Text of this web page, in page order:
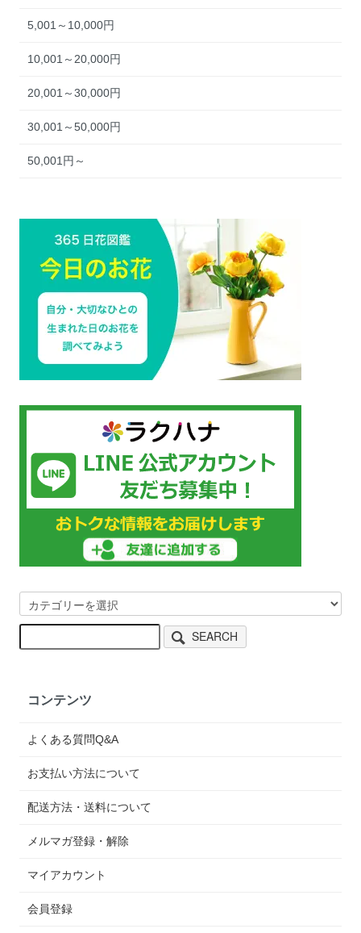
5,001～10,000円
10,001～20,000円
20,001～30,000円
30,001～50,000円
50,001円～
SEARCH
コンテンツ
よくある質問Q&A
お支払い方法について
配送方法・送料について
メルマガ登録・解除
マイアカウント
会員登録